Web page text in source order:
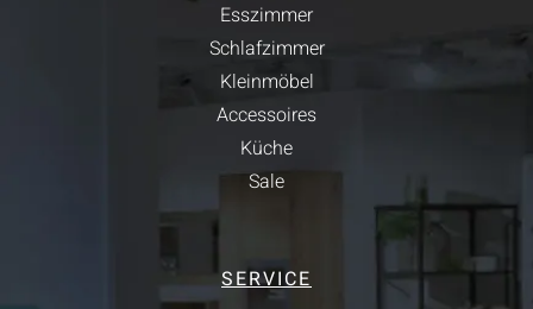
Esszimmer
Schlafzimmer
Kleinmöbel
Accessoires
Küche
Sale
SERVICE